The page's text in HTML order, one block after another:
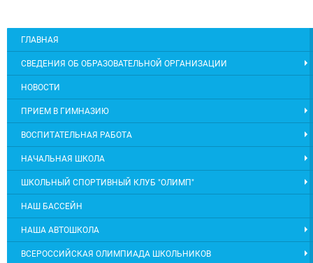
ГЛАВНАЯ
СВЕДЕНИЯ ОБ ОБРАЗОВАТЕЛЬНОЙ ОРГАНИЗАЦИИ
НОВОСТИ
ПРИЕМ В ГИМНАЗИЮ
ВОСПИТАТЕЛЬНАЯ РАБОТА
НАЧАЛЬНАЯ ШКОЛА
ШКОЛЬНЫЙ СПОРТИВНЫЙ КЛУБ "ОЛИМП"
НАШ БАССЕЙН
НАША АВТОШКОЛА
ВСЕРОССИЙСКАЯ ОЛИМПИАДА ШКОЛЬНИКОВ